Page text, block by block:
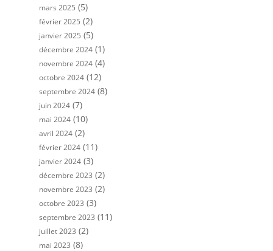
mars 2025 (5)
février 2025 (2)
janvier 2025 (5)
décembre 2024 (1)
novembre 2024 (4)
octobre 2024 (12)
septembre 2024 (8)
juin 2024 (7)
mai 2024 (10)
avril 2024 (2)
février 2024 (11)
janvier 2024 (3)
décembre 2023 (2)
novembre 2023 (2)
octobre 2023 (3)
septembre 2023 (11)
juillet 2023 (2)
mai 2023 (8)